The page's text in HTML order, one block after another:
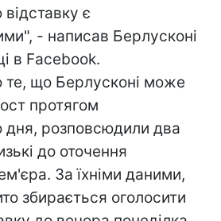
є
- написав Берлусконі
в Facebook.
те, що Берлусконі може
протягом
дня, розповсюдили два
до оточення
За їхніми даними,
збирається оголосити